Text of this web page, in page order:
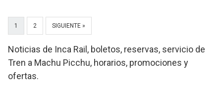
1 2 SIGUIENTE »
Noticias de Inca Rail, boletos, reservas, servicio de
Tren a Machu Picchu, horarios, promociones y
ofertas.